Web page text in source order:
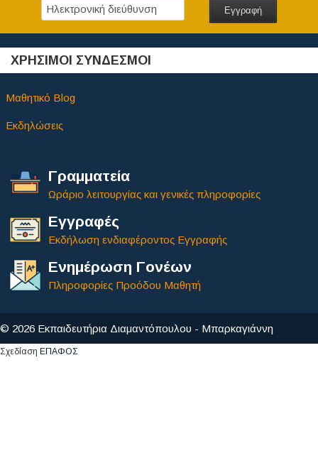
ΧΡΗΣΙΜΟΙ ΣΥΝΔΕΣΜΟΙ
Μαθητικό Blog
Εκδηλώσεις
Γραμματεία
Ωράριο λειτουργίας και γενικές πληροφορίες
Εγγραφές
Εκδήλωση ενδιαφέροντος Εγγραφής
Ενημέρωση Γονέων
Πληροφορίες Προόδου Μαθητή
© 2026 Εκπαιδευτήρια Διαμαντόπουλου - Μπαρκαγιάννη
Σχεδίαση ΕΠΑΦΟΣ